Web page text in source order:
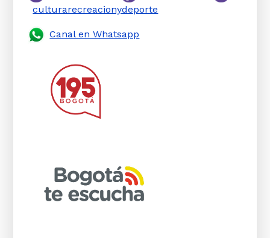
culturarecreacionydeporte
Canal en Whatsapp